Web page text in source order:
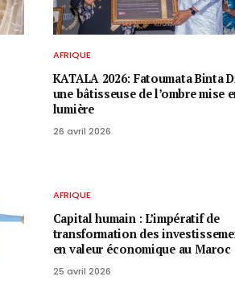
AFRIQUE
KATALA 2026: Fatoumata Binta
une bâtisseuse de l’ombre mise
lumière
26 avril 2026
AFRIQUE
Capital humain : L’impératif de
transformation des
en valeur économique au Maroc
25 avril 2026